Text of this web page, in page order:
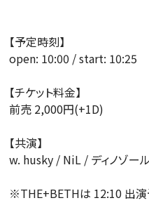
【予定時刻】
open: 10:00 / start: 10:25
【チケット料金】
前売 2,000円(+1D)
【共演】
w. husky / NiL / ディノゾー
※THE+BETHは 12:10 出演